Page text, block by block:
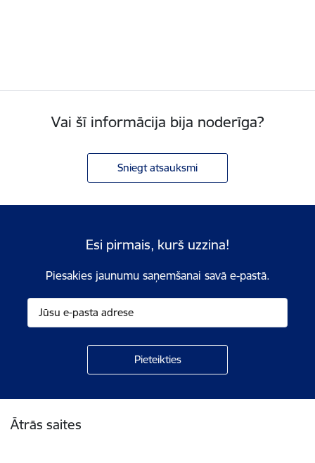
Vai šī informācija bija noderīga?
Sniegt atsauksmi
Esi pirmais, kurš uzzina!
Piesakies jaunumu saņemšanai savā e-pastā.
Ātrās saites